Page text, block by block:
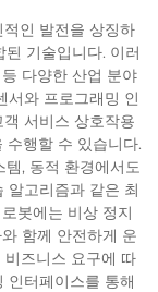
인 발전을 상징하
기술입니다. 이러
다양한 산업 분야
서와 프로그래밍 인
서비스 상호작용
수행할 수 있습니다.
, 동적 환경에서도
알고리즘과 같은 최
봇에는 비상 정지
함께 안전하게 운
즈니스 요구에 따
인터페이스를 통해